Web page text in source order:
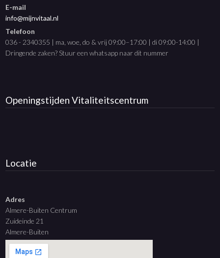
E-mail
info@mijnvitaal.nl
Telefoon
036 - 2340355 | ma, woe, do & vrij 09:00–17:00 | di 09:00-14:00 |
Dringende zaken? Stuur een whatsapp naar dit nummer
OpeningstijdenVitaliteitscentrum
Locatie
Adres
Almere-Buiten Centrum
Zuideinde 21
Almere-Buiten